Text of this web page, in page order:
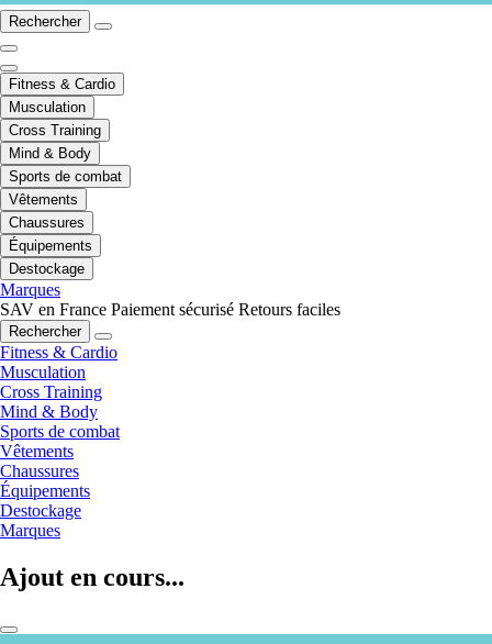
Rechercher
Fitness & Cardio
Musculation
Cross Training
Mind & Body
Sports de combat
Vêtements
Chaussures
Équipements
Destockage
Marques
SAV en France Paiement sécurisé Retours faciles
Rechercher
Fitness & Cardio
Musculation
Cross Training
Mind & Body
Sports de combat
Vêtements
Chaussures
Équipements
Destockage
Marques
Ajout en cours...